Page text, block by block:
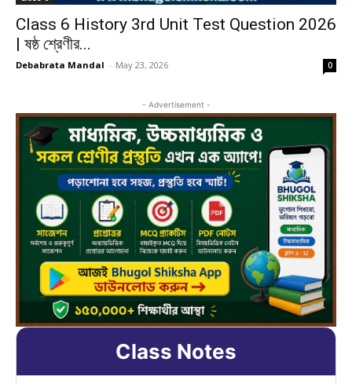
Class 6 History 3rd Unit Test Question 2026
| ষষ্ঠ শ্রেণীর...
Debabrata Mandal - May 23, 2026 0
- Advertisement -
Class Notes